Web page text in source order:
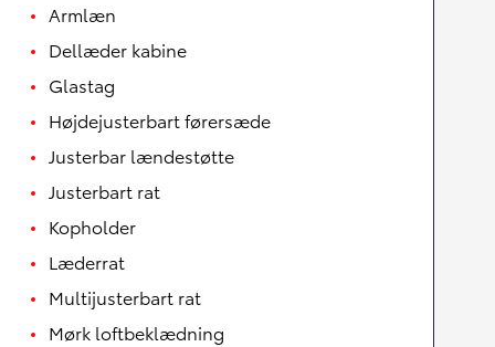
Armlæn
Dellæder kabine
Glastag
Højdejusterbart førersæde
Justerbar lændestøtte
Justerbart rat
Kopholder
Læderrat
Multijusterbart rat
Mørk loftbeklædning